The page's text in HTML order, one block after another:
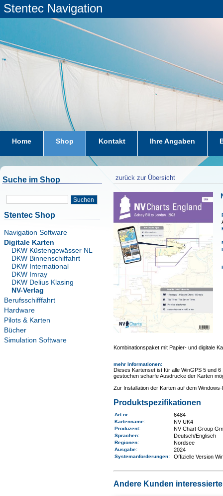
Stentec Navigation
Home Shop Kontakt Ihre Angaben
Suche im Shop
Suchen
Stentec Shop
Navigation Software
Digitale Karten
DKW Küstengewässer NL
DKW Binnenschiffahrt
DKW International
DKW Imray
DKW Delius Klasing
NV-Verlag
Berufsschifffahrt
Hardware
Pilots & Karten
Bücher
Simulation Software
zurück zur Übersicht
Kombinationspaket mit Papier- und digitale
mehr Informationen:
Dieses Kartenset ist für alle WinGPS 5 und
gestochen scharfe Ausdrucke der Karten
Zur Installation der Karten auf dem
Produktspezifikationen
Art.nr. : 6484
Kartenname: NV UK4
Produzent: NV Chart Group
Sprachen: Deutsch/Englisch
Regionen: Nordsee
Ausgabe: 2024
Systemanforderungen: Offizielle Version
Andere Kunden